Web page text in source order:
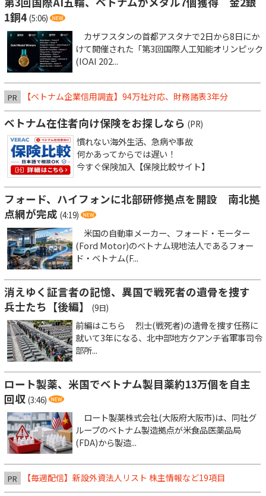
1銅4 (5:06)
カザフスタンの首都アスタナで2日から8日にか
けて開催された「第3回国際人工知能オリンピック
(IOAI 202...
PR 【ベトナム企業信用調査】94万社対応、財務諸表3年分
ベトナム在住者向け保険をお探しなら (PR)
慣れない海外生活、急病や事故
何かあってからでは遅い！
今すぐ保険加入【保険比較サイト】
フォード、ハイフォンに北部研修拠点を開設 南北拠
点網が完成 (4:19)
米国の自動車メーカー、フォード・モーター
(Ford Motor)のベトナム現地法人であるフォー
ド・ベトナム(F...
消えゆく証言者の記憶、異国で戦死者の遺骨を捜す
兵士たち【後編】
(9日)
前編はこちら 烈士(戦死者)の遺骨を捜す任務に
就いて3年になる、北中部地方クアンチ省軍事司令
部所...
ロート製薬、米国でベトナム製目薬約13万個を自主
回収 (3:46)
ロート製薬株式会社(大阪府大阪市)は、同社グ
ループのベトナム製造拠点が米食品医薬品局
(FDA)から製造...
PR 【毎週配信】新設外資法人リスト 株主情報など19項目